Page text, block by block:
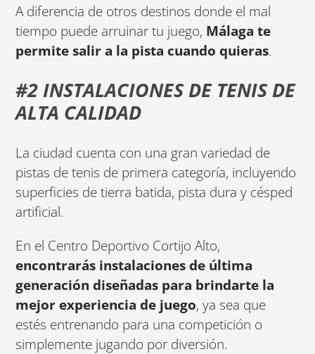
A diferencia de otros destinos donde el mal
tiempo puede arruinar tu juego, Málaga te
permite salir a la pista cuando quieras.
#2 INSTALACIONES DE TENIS DE
ALTA CALIDAD
La ciudad cuenta con una gran variedad de
pistas de tenis de primera categoría, incluyendo
superficies de tierra batida, pista dura y césped
artificial.
En el Centro Deportivo Cortijo Alto,
encontrarás instalaciones de última
generación diseñadas para brindarte la
mejor experiencia de juego, ya sea que
estés entrenando para una competición o
simplemente jugando por diversión.